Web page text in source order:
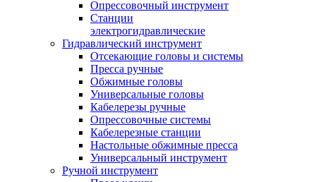
Опрессовочный инструмент
Станции
электрогидравлические
Гидравлический инструмент
Отсекающие головы и системы
Пресса ручные
Обжимные головы
Универсальные головы
Кабелерезы ручные
Опрессовочные системы
Кабелерезные станции
Настольные обжимные пресса
Универсальный инструмент
Ручной инструмент